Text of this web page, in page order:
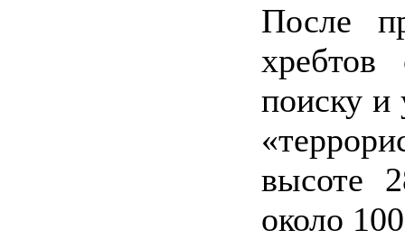
После
поиску и
высоте
около